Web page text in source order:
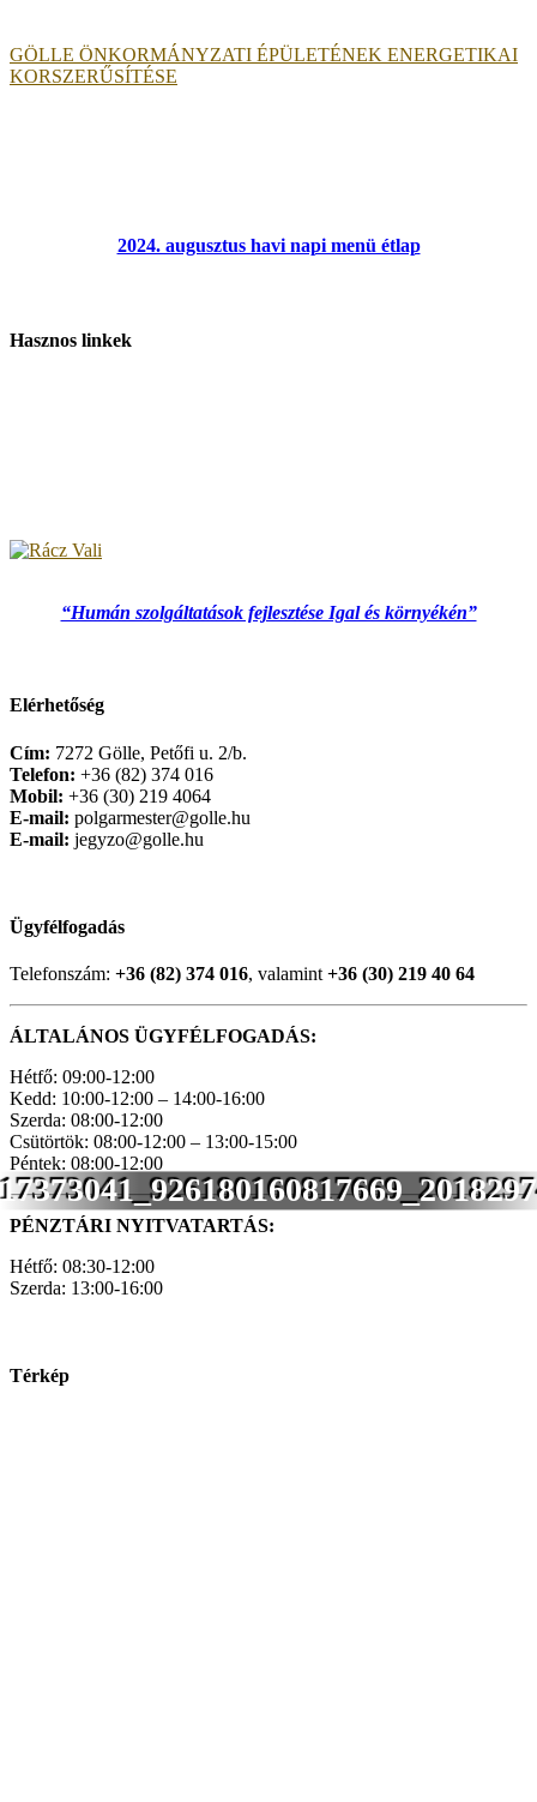
GÖLLE ÖNKORMÁNYZATI ÉPÜLETÉNEK ENERGETIKAI
KORSZERŰSÍTÉSE
2024. augusztus havi napi menü étlap
Hasznos linkek
“Humán szolgáltatások fejlesztése Igal és környékén”
Elérhetőség
Cím: 7272 Gölle, Petőfi u. 2/b.
Telefon: +36 (82) 374 016
Mobil: +36 (30) 219 4064
E-mail: polgarmester@golle.hu
E-mail: jegyzo@golle.hu
Ügyfélfogadás
Telefonszám: +36 (82) 374 016, valamint +36 (30) 219 40 64
ÁLTALÁNOS ÜGYFÉLFOGADÁS:
Hétfő: 09:00-12:00
Kedd: 10:00-12:00 – 14:00-16:00
Szerda: 08:00-12:00
Csütörtök: 08:00-12:00 – 13:00-15:00
Péntek: 08:00-12:00
PÉNZTÁRI NYITVATARTÁS:
Hétfő: 08:30-12:00
Szerda: 13:00-16:00
Térkép